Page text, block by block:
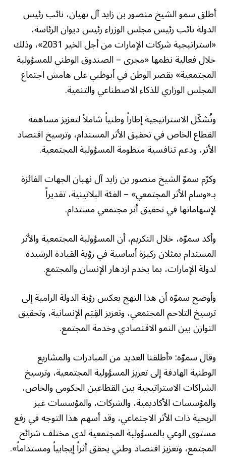
أطلق سمو الشيخ منصور بن زايد آل نهيان، نائب رئيس
الدولة نائب رئيس مجلس الوزراء رئيس ديوان الرئاسة،
«استراتيجية شركات الإمارات من أجل الخير 2031»، وذلك
خلال فعالية نظمها «مجرى – الصندوق الوطني للمسؤولية
المجتمعية» بقصر الوطن في أبوظبي على هامش اجتماع
المجلس الوزاري للذكاء الاصطناعي والتنمية.
وتُشكّل الاستراتيجية إطاراً وطنياً شاملاً لتعزيز مساهمة
القطاع الخاص في تحقيق الأثر المستدام، وترسيخ اقتصاد
الأثر، ودعم تنافسية منظومة المسؤولية المجتمعية.
وكرّم سموّ الشيخ منصور بن زايد آل نهيان الجهات الفائزة
بـ«وسام الأثر المجتمعي» – الفئة البلاتينية، تقديراً
لإسهاماتها في تحقيق أثر مجتمعي مستدام.
وأكد سموّه، خلال التكريم، أن المسؤولية المجتمعية والأثر
المستدام يمثلان ركيزة أساسية في رؤية القيادة الرشيدة
لدولة الإمارات، بما يخدم ازدهار الإنسان والمجتمع.
وأوضح سموّه أن هذا النهج يعكس رؤية الدولة الرامية إلى
ترسيخ التلاحم المجتمعي، وتعزيز القِيَم الإنسانية، وتحقيق
التوازن بين النمو الاقتصادي وخدمة المجتمع.
وقال سموّه: «أطلقنا العديد من المبادرات والمشاريع
الوطنية الهادفة إلى تعزيز المسؤولية المجتمعية، وترسيخ
الشراكات الاستراتيجية بين القطاعين الحكومي والخاص،
والمؤسسات الأكاديمية، والشركات، والمؤسسات غير
الربحية ذات الأثر الاجتماعي، وقد أسهم هذا التوجه في رفع
مستوى الوعي بالمسؤولية المجتمعية لدى مختلف شرائح
المجتمع، وتعزيز اقتصاد وطني يحقق أثراً إيجابياً ومستداماً».